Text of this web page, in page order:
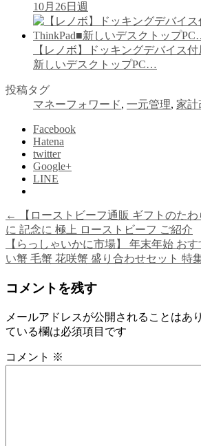
10月26日週
【レノボ】ドッキングデバイス
新しいデスクトップPC…
投稿タグ
マネーフォワード, 一元管理, 家計
Facebook
Hatena
twitter
Google+
LINE
←
【ローストビーフ通販 ギフトのた
に 記念に 極上 ローストビーフ ご紹介
【らっしゃいかに市場】 年末年始 お
い蟹 毛蟹 花咲蟹 盛り合わせセット 特
コメントを残す
メールアドレスが公開されることはあ
ている欄は必須項目です
コメント ※